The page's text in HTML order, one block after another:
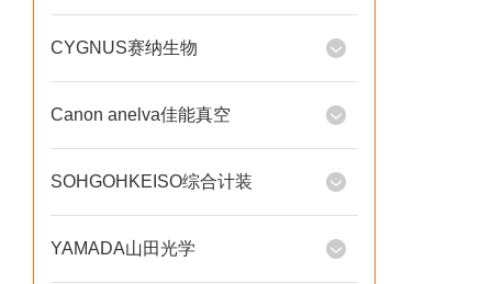
CYGNUS赛纳生物
Canon anelva佳能真空
SOHGOHKEISO综合计装
YAMADA山田光学